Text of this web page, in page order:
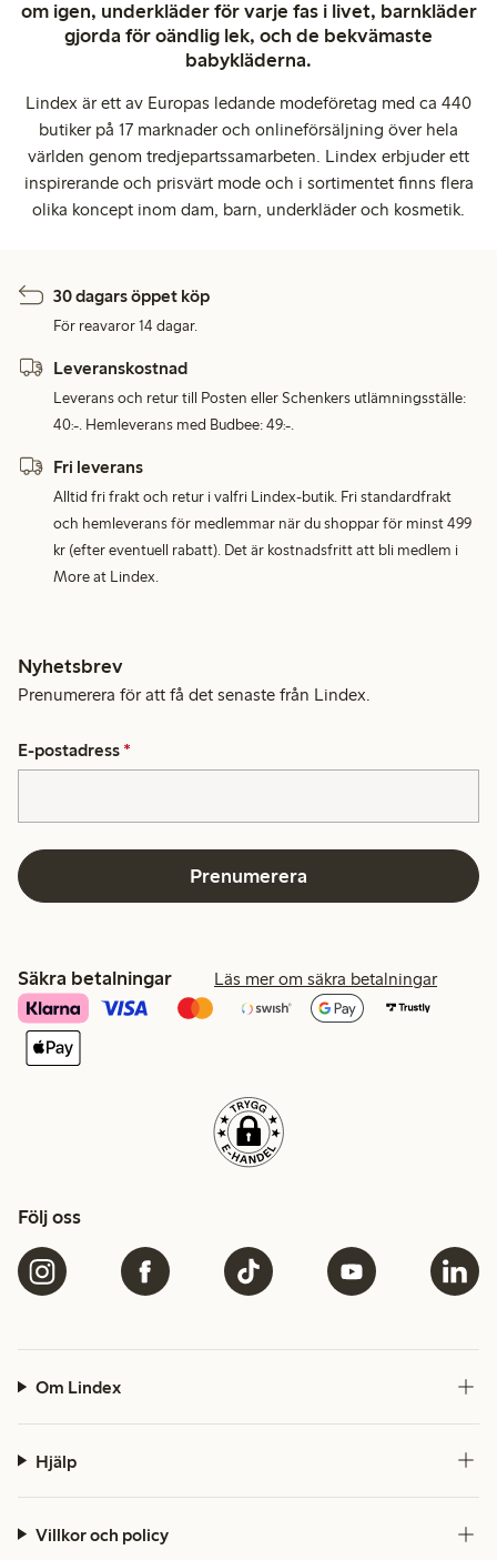
om igen, underkläder för varje fas i livet, barnkläder
gjorda för oändlig lek, och de bekvämaste
babykläderna.
Lindex är ett av Europas ledande modeföretag med ca 440
butiker på 17 marknader och onlineförsäljning över hela
världen genom tredjepartssamarbeten. Lindex erbjuder ett
inspirerande och prisvärt mode och i sortimentet finns flera
olika koncept inom dam, barn, underkläder och kosmetik.
30 dagars öppet köp
För reavaror 14 dagar.
Leveranskostnad
Leverans och retur till Posten eller Schenkers utlämningsställe:
40:-. Hemleverans med Budbee: 49:-.
Fri leverans
Alltid fri frakt och retur i valfri Lindex-butik. Fri standardfrakt
och hemleverans för medlemmar när du shoppar för minst 499
kr (efter eventuell rabatt). Det är kostnadsfritt att bli medlem i
More at Lindex.
Nyhetsbrev
Prenumerera för att få det senaste från Lindex.
E-postadress *
Prenumerera
Säkra betalningar Läs mer om säkra betalningar
Följ oss
Om Lindex
Hjälp
Villkor och policy